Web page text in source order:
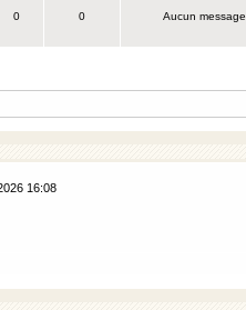
0 0 Aucun message
16:08